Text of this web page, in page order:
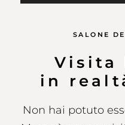
SALONE
Visita
in
Non hai potuto